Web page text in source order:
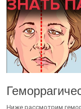
Ниже рассмотрим